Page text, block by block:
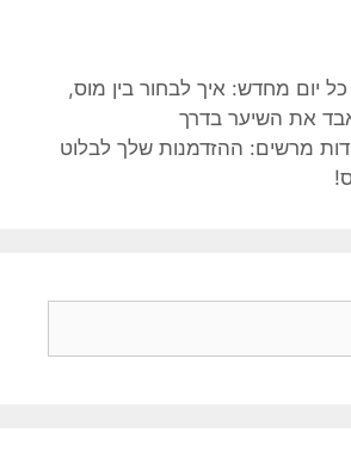
יום מחדש: איך לבחור בין מוס,
את השיער בדרך
מרשים: ההזדמנות שלך לבלוט